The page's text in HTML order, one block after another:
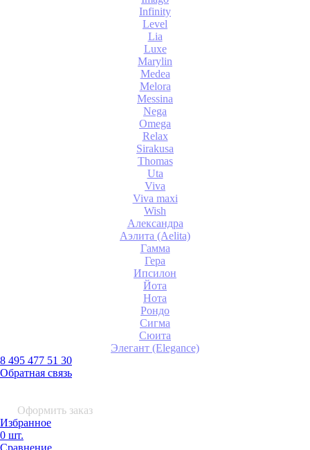
Infinity
Level
Lia
Luxe
Marylin
Medea
Melora
Messina
Nega
Omega
Relax
Sirakusa
Thomas
Uta
Viva
Viva maxi
Wish
Александра
Аэлита (Aelita)
Гамма
Гера
Ипсилон
Йота
Нота
Рондо
Сигма
Сюита
Элегант (Elegance)
8 495 477 51 30
Обратная связь
Оформить заказ
Избранное
0 шт.
Сравнение